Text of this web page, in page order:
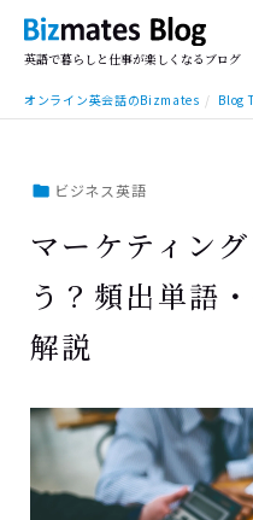
英語で暮らしと仕事が楽しくなるブログ
オンライン英会話のBizmates Blog
ビジネス英語
マーケティン
う？頻出単語
解説